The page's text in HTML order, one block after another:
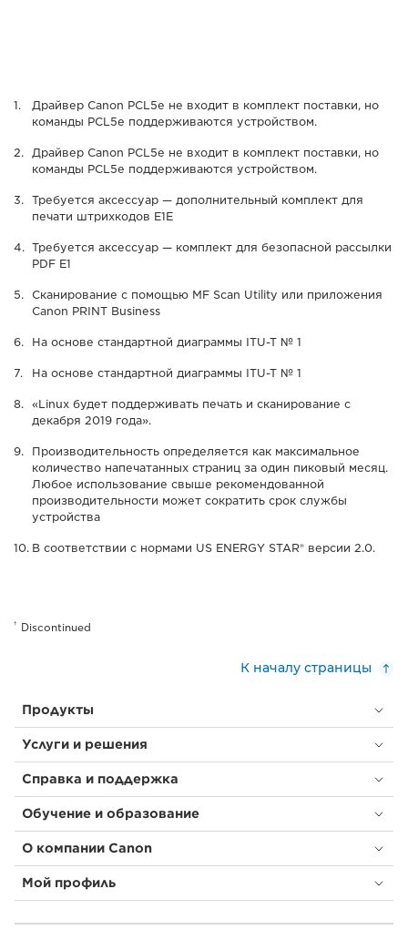
Драйвер Canon PCL5e не входит в комплект поставки, но
команды PCL5e поддерживаются устройством.
Драйвер Canon PCL5e не входит в комплект поставки, но
команды PCL5e поддерживаются устройством.
Требуется аксессуар — дополнительный комплект для
печати штрихкодов E1E
Требуется аксессуар — комплект для безопасной рассылки
PDF E1
Сканирование с помощью MF Scan Utility или приложения
Canon PRINT Business
На основе стандартной диаграммы ITU-T № 1
На основе стандартной диаграммы ITU-T № 1
«Linux будет поддерживать печать и сканирование с
декабря 2019 года».
Производительность определяется как максимальное
количество напечатанных страниц за один пиковый месяц.
Любое использование свыше рекомендованной
производительности может сократить срок службы
устройства
В соответствии с нормами US ENERGY STAR® версии 2.0.
† Discontinued
К началу страницы
Продукты
Услуги и решения
Справка и поддержка
Обучение и образование
О компании Canon
Мой профиль